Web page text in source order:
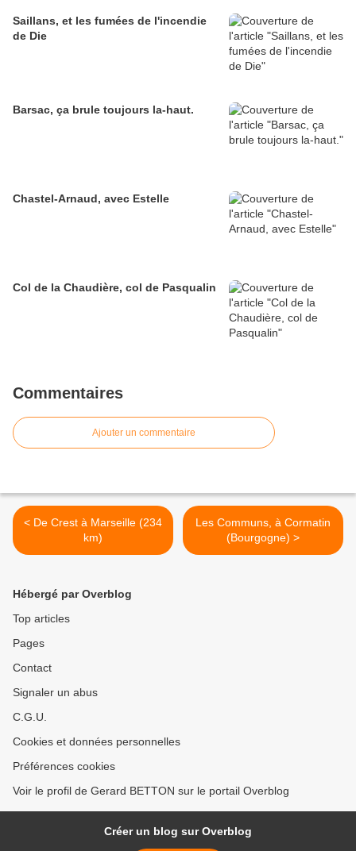
Saillans, et les fumées de l'incendie
de Die
Barsac, ça brule toujours la-haut.
Chastel-Arnaud, avec Estelle
Col de la Chaudière, col de Pasqualin
Commentaires
Ajouter un commentaire
< De Crest à Marseille (234
km)
Les Communs, à Cormatin
(Bourgogne) >
Hébergé par Overblog
Top articles
Pages
Contact
Signaler un abus
C.G.U.
Cookies et données personnelles
Préférences cookies
Voir le profil de Gerard BETTON sur le portail Overblog
Créer un blog sur Overblog